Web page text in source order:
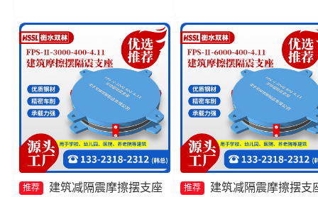
震支座
座-15.0ZX支座的生产厂家
推荐 建筑减隔震摩擦摆支座 推荐 建筑减隔震摩擦摆支